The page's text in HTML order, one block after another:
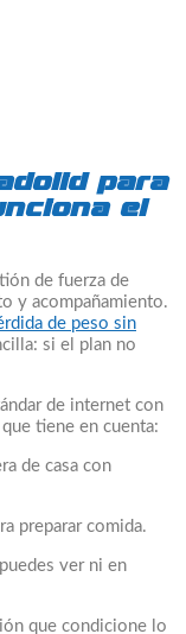
para
el
de fuerza de
y acompañamiento.
de peso sin
si el plan no
de internet con
tiene en cuenta:
de casa con
preparar comida.
ver ni en
que condicione lo